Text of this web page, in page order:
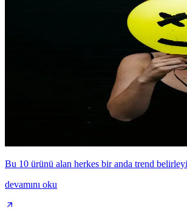
Bu 10 ürünü alan herkes bir anda trend
devamını oku